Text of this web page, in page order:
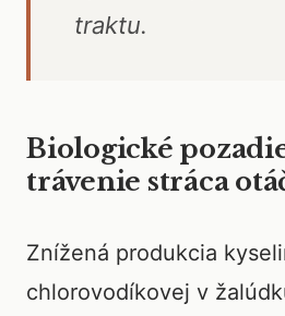
traktu.
Biologické
trávenie stráca
Znížená produkcia
chlorovodíkovej v